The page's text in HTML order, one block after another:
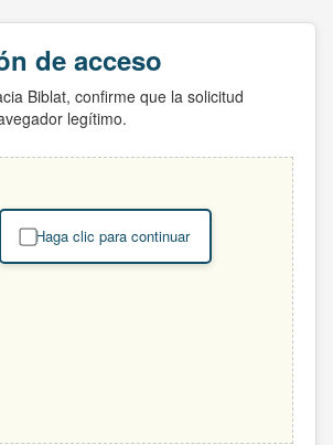
de acceso
Biblat, confirme que la solicitud
legítimo.
Haga clic para continuar